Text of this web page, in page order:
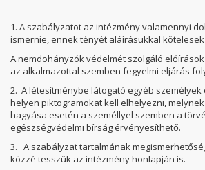
1. A szabályzatot az intézmény valamennyi
ismernie, ennek tényét aláírásukkal
A nemdohányzók védelmét szolgáló
az alkalmazottal szemben fegyelmi eljárás
2. A létesítménybe látogató egyéb
helyen piktogramokat kell elhelyezni,
hagyása esetén a személlyel szemben a
egészségvédelmi bírság érvényesíthető.
3. A szabályzat tartalmának
közzé tesszük az intézmény honlapján is.